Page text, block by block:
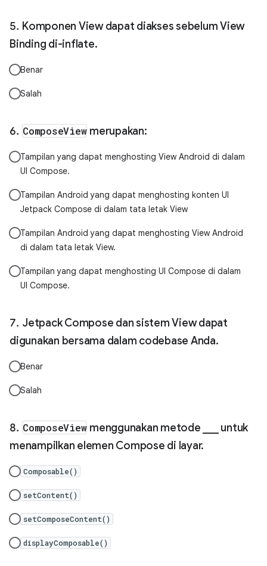
Komponen View dapat diakses sebelum View
Binding di-inflate.
Benar
Salah
ComposeView merupakan:
Tampilan yang dapat menghosting View Android di dalam
UI Compose.
Tampilan Android yang dapat menghosting konten UI
Jetpack Compose di dalam tata letak View
Tampilan Android yang dapat menghosting View Android
di dalam tata letak View.
Tampilan yang dapat menghosting UI Compose di dalam
UI Compose.
Jetpack Compose dan sistem View dapat
digunakan bersama dalam codebase Anda.
Benar
Salah
ComposeView menggunakan metode ___ untuk
menampilkan elemen Compose di layar.
Composable()
setContent()
setComposeContent()
displayComposable()